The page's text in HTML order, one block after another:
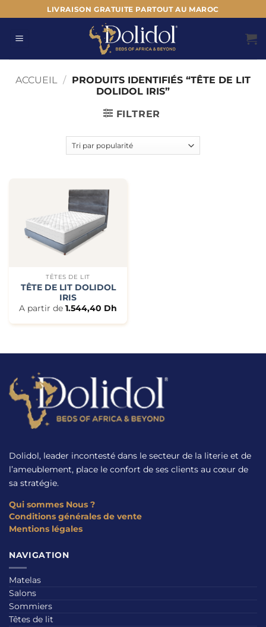
au
contenu
LIVRAISON GRATUITE PARTOUT AU MAROC
ACCUEIL / PRODUITS IDENTIFIÉS “TÊTE DE LIT
DOLIDOL IRIS”
FILTRER
TÊTES DE LIT
TÊTE DE LIT DOLIDOL
IRIS
A partir de 1.544,40 Dh
Dolidol, leader incontesté dans le secteur de la literie et de
l’ameublement, place le confort de ses clients au cœur de
sa stratégie.
Qui sommes Nous ?
Conditions générales de vente
Mentions légales
NAVIGATION
Matelas
Salons
Sommiers
Têtes de lit